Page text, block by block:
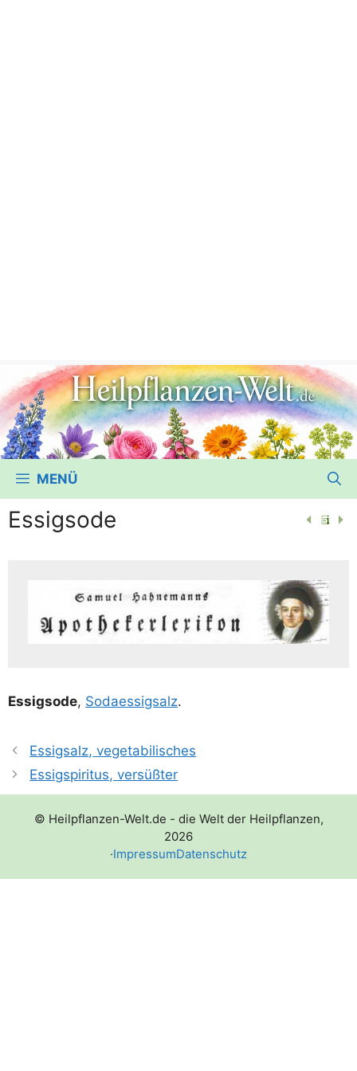
MENÜ
Essigsode
Essigs­ode, Sodaes­sig­s­alz.
Essigsalz, vegetabilisches
Essigspiritus, versüßter
© Heilpflanzen-Welt.de - die Welt der Heilpflanzen,
2026
·ImpressumDatenschutz